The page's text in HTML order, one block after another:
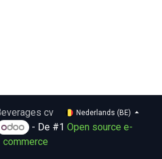
cv Nederlands (BE)
- De #1Open source e-
commerce